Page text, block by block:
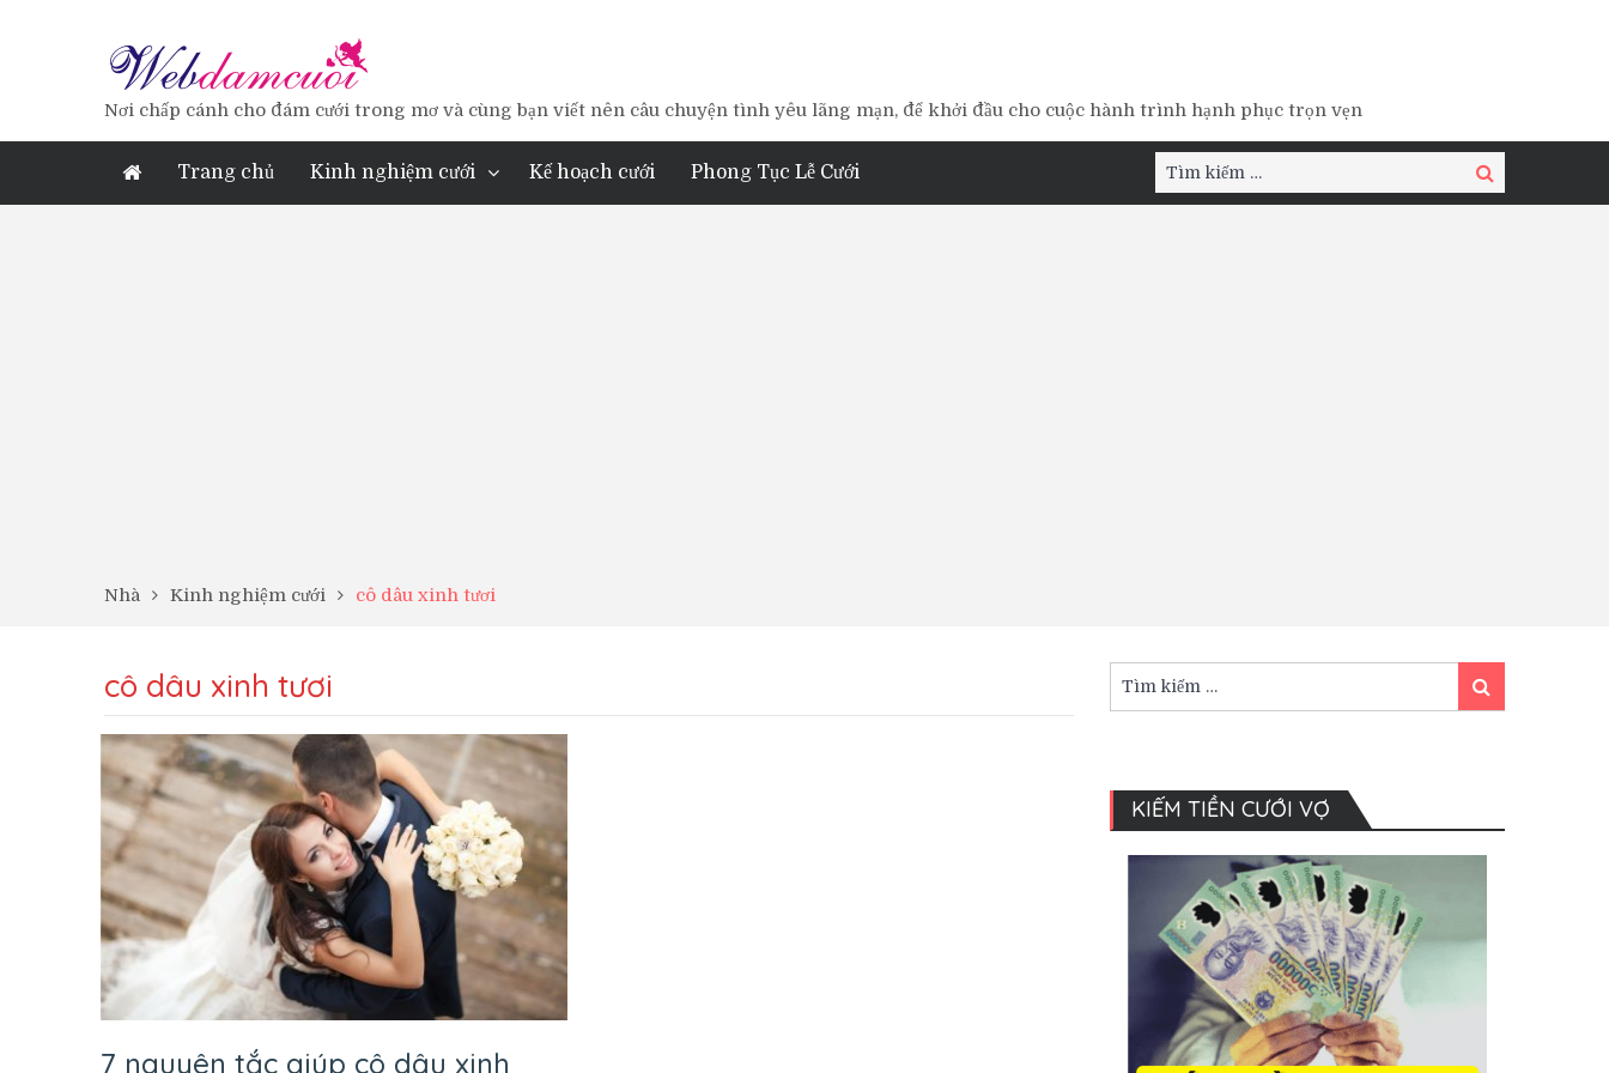
Nơi chấp cánh cho đám cưới trong mơ và cùng bạn viết nên câu chuyện tình yêu lãng mạn, để khởi đầu cho cuộc hành trình hạnh phục trọn vẹn
Trang chủ Kinh nghiệm cưới Kế hoạch cưới Phong Tục Lễ Cưới
Tìm
kiếm:
Tìm
kiếm
Nhà Kinh nghiệm cưới cô dâu xinh tươi
cô dâu xinh tươi
7 nguyên tắc giúp cô dâu xinh
kiếm:
Tìm
kiếm
KIẾM TIỀN CƯỚI VỢ